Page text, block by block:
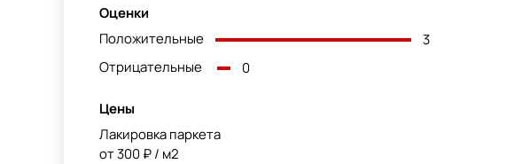
Оценки
Положительные
3
Отрицательные
0
Цены
Лакировка паркета
от 300 ₽ / м2